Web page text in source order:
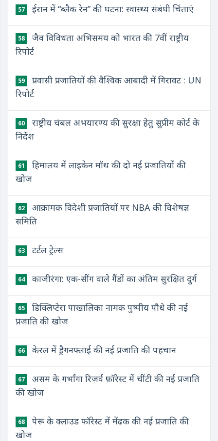
57 ईरान में “ब्लैक रेन” की घटना: स्वास्थ्य संबंधी चिंताएं
58
जैव विविधता अभिसमय को भारत की 7वीं राष्ट्रीय
रिपोर्ट
59
प्रवासी प्रजातियों की वैश्विक आबादी में गिरावट : UN
रिपोर्ट
60
राष्ट्रीय चंबल अभयारण्य की सुरक्षा हेतु सुप्रीम कोर्ट के
निर्देश
61
हिमालय में लाइकेन मॉथ की दो नई प्रजातियों की
खोज
62
आक्रामक विदेशी प्रजातियों पर NBA की विशेषज्ञ
समिति
63 टर्टल ट्रेल्स
64 काजीरंगा: एक-सींग वाले गैंडों का अंतिम सुरक्षित दुर्ग
65
डिक्लिप्टेरा पाखालिका नामक पुष्पीय पौधे की नई
प्रजाति की खोज
66 केरल में ड्रैगनफ्लाई की नई प्रजाति की पहचान
67
असम के गर्भांगा रिज़र्व फ़ॉरेस्ट में चींटी की नई प्रजाति
की खोज
68
पेरू के क्लाउड फॉरेस्ट में मेंढक की नई प्रजाति की
खोज